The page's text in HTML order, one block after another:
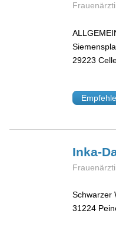
29223
Inka-
Schwarzer
31224